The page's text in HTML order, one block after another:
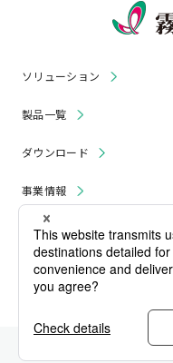
ソリューション
製品一覧
ダウンロード
事業情報
お知らせ
採用情報